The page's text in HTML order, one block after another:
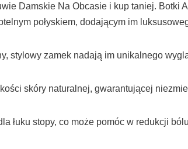
Damskie Na Obcasie i kup taniej.
połyskiem, dodającym im
stylowy zamek nadają im unikalnego
skóry naturalnej, gwarantującej
łuku stopy, co może pomóc w redukcji